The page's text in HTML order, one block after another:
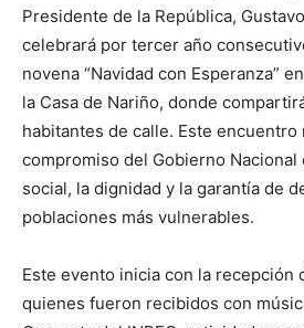
Presidente de la República,
celebrará por tercer año
novena “Navidad con Esperanza”
la Casa de Nariño, donde
habitantes de calle. Este encuentro
compromiso del Gobierno Nacional
social, la dignidad y la garantía de
poblaciones más vulnerables.
Este evento inicia con la recepción
quienes fueron recibidos con